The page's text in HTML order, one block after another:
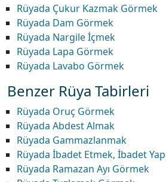
Rüyada Çukur Kazmak Görmek
Rüyada Dam Görmek
Rüyada Nargile İçmek
Rüyada Lapa Görmek
Rüyada Lavabo Görmek
Benzer Rüya Tabirleri
Rüyada Oruç Görmek
Rüyada Abdest Almak
Rüyada Gammazlanmak
Rüyada İbadet Etmek, İbadet
Rüyada Ramazan Ayı Görmek